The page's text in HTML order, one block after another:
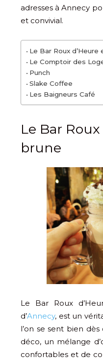
adresses à Annecy
et convivial.
Le Bar Roux d’Heure
Le Comptoir des
Punch
Slake Coffee
Les Baigneurs Café
Le Bar
brune
Le Bar Roux
d’Annecy, est un
l’on se sent bien
déco, un mélange
confortables et de